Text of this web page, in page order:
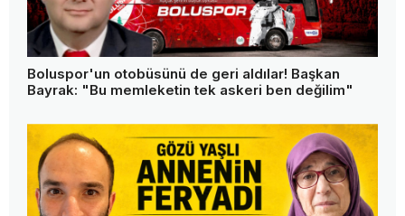
Boluspor'un otobüsünü de geri aldılar! Başkan
Bayrak: "Bu memleketin tek askeri ben değilim"